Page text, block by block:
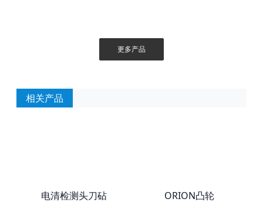
更多产品
相关产品
电清检测头刀砧 ORION凸轮